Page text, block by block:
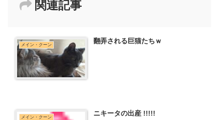
関連記事
メイン・クーン 翻弄される巨猫たちｗ
メイン・クーン ニキータの出産 !!!!!